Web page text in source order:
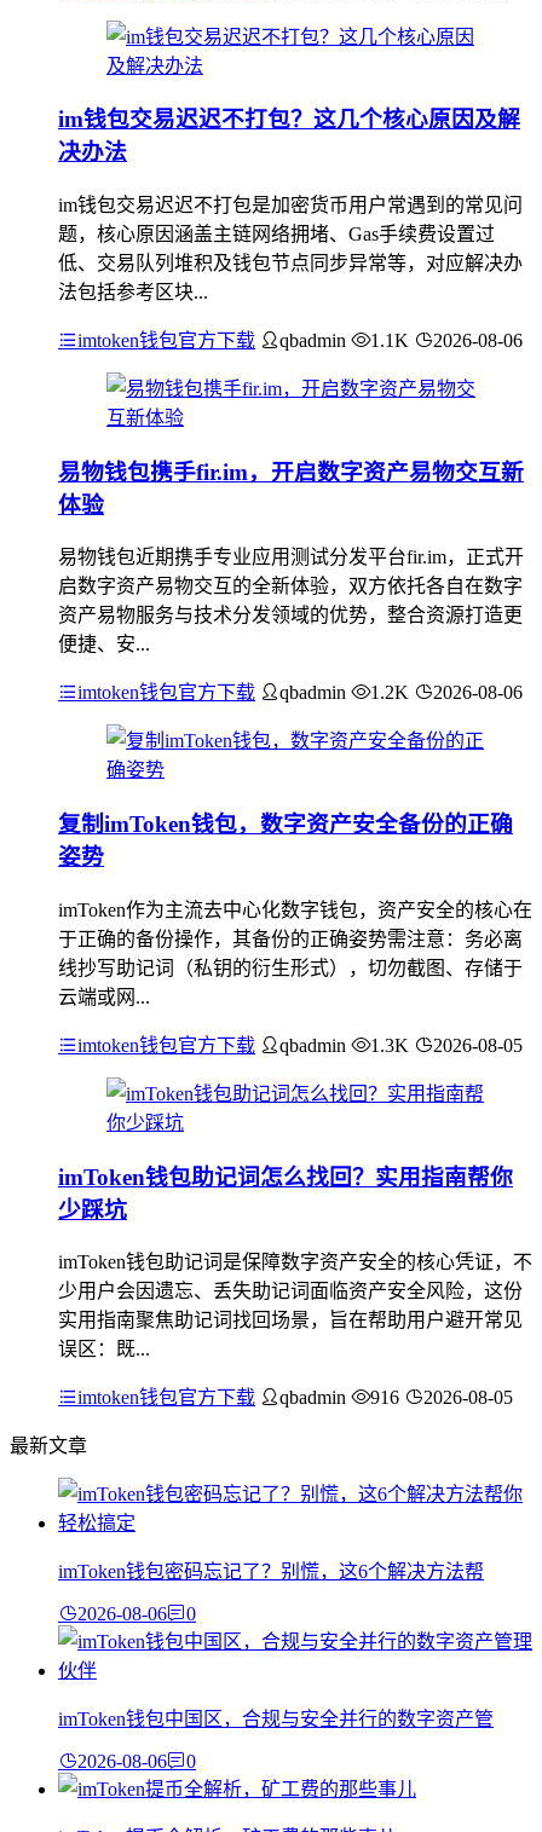
im钱包交易迟迟不打包？这几个核心原因及解
决办法
im钱包交易迟迟不打包是加密货币用户常遇到的常见问
题，核心原因涵盖主链网络拥堵、Gas手续费设置过
低、交易队列堆积及钱包节点同步异常等，对应解决办
法包括参考区块...
imtoken钱包官方下载 qbadmin 1.1K 2026-08-06
易物钱包携手fir.im，开启数字资产易物交互新
体验
易物钱包近期携手专业应用测试分发平台fir.im，正式开
启数字资产易物交互的全新体验，双方依托各自在数字
资产易物服务与技术分发领域的优势，整合资源打造更
便捷、安...
imtoken钱包官方下载 qbadmin 1.2K 2026-08-06
复制imToken钱包，数字资产安全备份的正确
姿势
imToken作为主流去中心化数字钱包，资产安全的核心在
于正确的备份操作，其备份的正确姿势需注意：务必离
线抄写助记词（私钥的衍生形式），切勿截图、存储于
云端或网...
imtoken钱包官方下载 qbadmin 1.3K 2026-08-05
imToken钱包助记词怎么找回？实用指南帮你
少踩坑
imToken钱包助记词是保障数字资产安全的核心凭证，不
少用户会因遗忘、丢失助记词面临资产安全风险，这份
实用指南聚焦助记词找回场景，旨在帮助用户避开常见
误区：既...
imtoken钱包官方下载 qbadmin 916 2026-08-05
最新文章
imToken钱包密码忘记了？别慌，这6个解决方法帮
2026-08-06 0
imToken钱包中国区，合规与安全并行的数字资产管
2026-08-06 0